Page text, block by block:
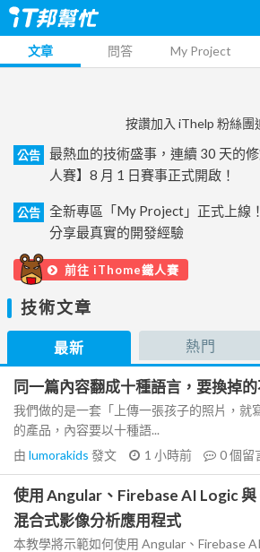
文章 問答 My Project
按讚加入 iThelp 粉絲團
公告
最熱血的技術盛事，連續 30 天的
人賽】8 月 1 日賽事正式開啟！
公告
全新專區「My Project」正式上線
分享最真實的開發經驗
前往 iThome鐵人賽
技術文章
最新 熱門
同一篇內容翻成十種語言，要換掉
我們做的是一套「上傳一張孩子的照片，就
的產品，內容要以十種語...
由 lumorakids 發文 1 小時前 0個留
使用 Angular、Firebase AI Logic
混合式影像分析應用程式
本教學將示範如何使用 Angular、Firebase